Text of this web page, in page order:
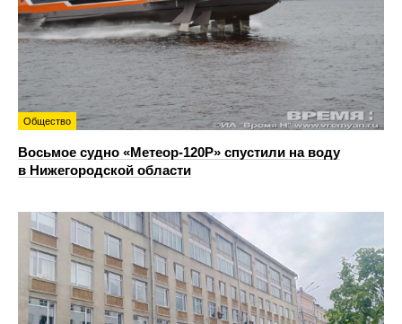
Общество
Восьмое судно «Метеор-120Р» спустили на воду
в Нижегородской области